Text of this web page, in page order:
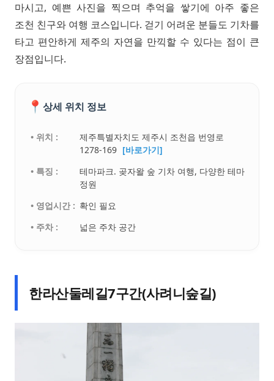
마시고, 예쁜 사진을 찍으며 추억을 쌓기에 아주 좋은
조천 친구와 여행 코스입니다. 걷기 어려운 분들도 기차를
타고 편안하게 제주의 자연을 만끽할 수 있다는 점이 큰
장점입니다.
📍 상세 위치 정보
• 위치 :
제주특별자치도 제주시 조천읍 번영로
1278-169 [바로가기]
• 특징 :
테마파크. 곶자왈 숲 기차 여행, 다양한 테마
정원
• 영업시간 : 확인 필요
• 주차 :
넓은 주차 공간
한라산둘레길7구간(사려니숲길)